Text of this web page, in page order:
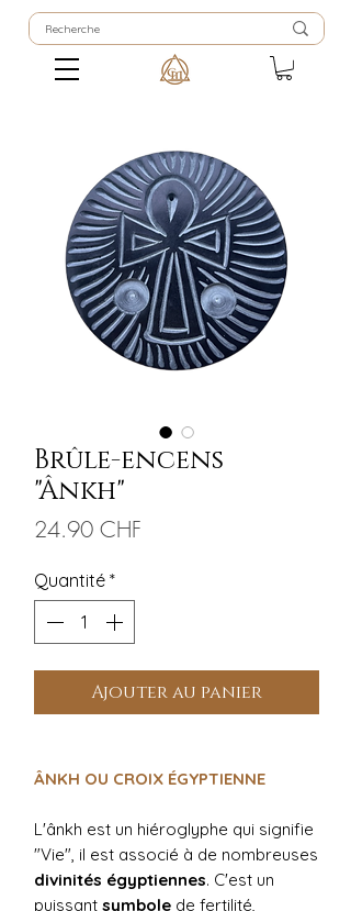
Brûle-encens
"Ânkh"
24.90 CHF
Quantité *
Ajouter au panier
ÂNKH OU CROIX ÉGYPTIENNE
L'ânkh est un hiéroglyphe qui signifie
"Vie", il est associé à de nombreuses
divinités égyptiennes. C'est un
puissant symbole de fertilité,